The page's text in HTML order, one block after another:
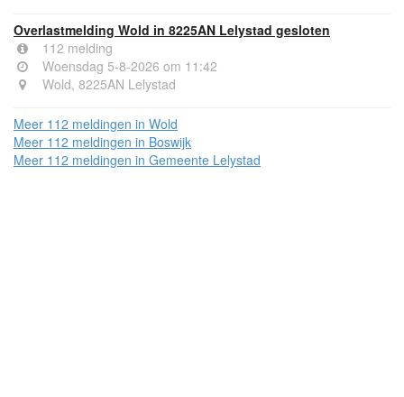
Overlastmelding Wold in 8225AN Lelystad gesloten
112 melding
Woensdag 5-8-2026 om 11:42
Wold, 8225AN Lelystad
Meer 112 meldingen in Wold
Meer 112 meldingen in Boswijk
Meer 112 meldingen in Gemeente Lelystad